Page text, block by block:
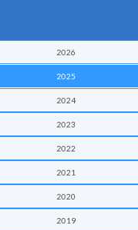
2026
2025
2024
2023
2022
2021
2020
2019